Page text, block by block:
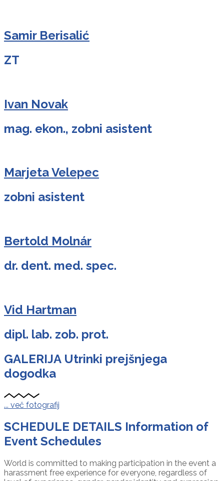
Samir Berisalić
ZT
Ivan Novak
mag. ekon., zobni asistent
Marjeta Velepec
zobni asistent
Bertold Molnár
dr. dent. med. spec.
Vid Hartman
dipl. lab. zob. prot.
GALERIJAUtrinki prejšnjega
dogodka
... več fotografij
SCHEDULE DETAILS Information of
Event Schedules
World is committed to making participation in the event a
harassment free experience for everyone, regardless of